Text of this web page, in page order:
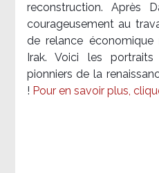
reconstruction. Après
courageusement au
de relance
Irak. Voici les
pionniers de la
! Pour en savoir plus,